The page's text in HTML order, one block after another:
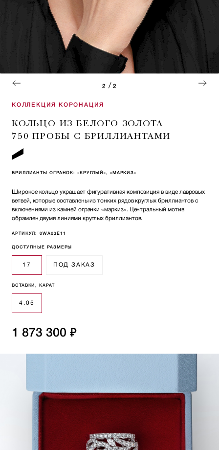
2 / 2
КОЛЛЕКЦИЯ КОРОНАЦИЯ
КОЛЬЦО ИЗ БЕЛОГО ЗОЛОТА
750 ПРОБЫ С БРИЛЛИАНТАМИ
БРИЛЛИАНТЫ ОГРАНОК: «КРУГЛЫЙ», «МАРКИЗ»
Широкое кольцо украшает фигуративная композиция в виде лавровых
ветвей, которые составлены из тонких рядов круглых бриллиантов с
включениями из камней огранки «маркиз». Центральный мотив
обрамлен двумя линиями круглых бриллиантов.
АРТИКУЛ: 0WA03E11
ДОСТУПНЫЕ РАЗМЕРЫ
17 ПОД ЗАКАЗ
ВСТАВКИ, КАРАТ
4.05
1 873 300 ₽